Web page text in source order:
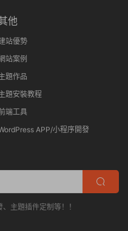
他
站優勢
站案例
題作品
題安裝教程
端工具
APP/小程序開發
主題插件定制等！！